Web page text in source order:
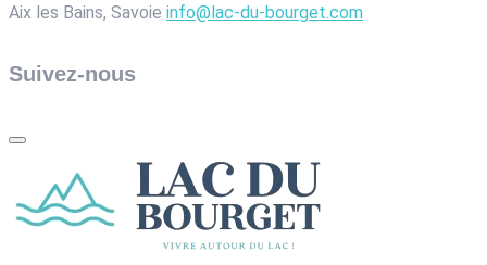
Aix les Bains, Savoie info@lac-du-bourget.com
Suivez-nous